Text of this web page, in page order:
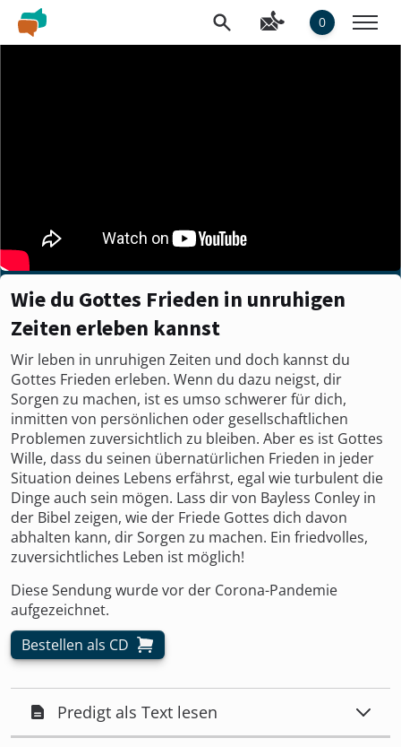
0
Wie du Gottes Frieden in unruhigen
Zeiten erleben kannst
Wir leben in unruhigen Zeiten und doch kannst du
Gottes Frieden erleben. Wenn du dazu neigst, dir
Sorgen zu machen, ist es umso schwerer für dich,
inmitten von persönlichen oder gesellschaftlichen
Problemen zuversichtlich zu bleiben. Aber es ist Gottes
Wille, dass du seinen übernatürlichen Frieden in jeder
Situation deines Lebens erfährst, egal wie turbulent die
Dinge auch sein mögen. Lass dir von Bayless Conley in
der Bibel zeigen, wie der Friede Gottes dich davon
abhalten kann, dir Sorgen zu machen. Ein friedvolles,
zuversichtliches Leben ist möglich!
Diese Sendung wurde vor der Corona-Pandemie
aufgezeichnet.
Bestellen als CD
Predigt als Text lesen